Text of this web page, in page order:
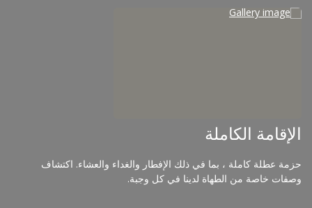
الإقامة الكاملة
حزمة عطلة كاملة ، بما في ذلك الإفطار والغداء والعشاء. اكتشاف
وصفات خاصة من الطهاة لدينا في كل وجبة.